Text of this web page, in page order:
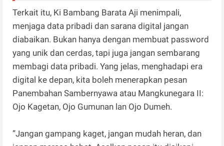
Terkait itu, Ki Bambang Barata Aji menimpali,
menjaga data pribadi dan sarana digital jangan
diabaikan. Bukan hanya dengan membuat password
yang unik dan cerdas, tapi juga jangan sembarang
membagi data pribadi. Yang jelas, menghadapi era
digital ke depan, kita boleh menerapkan pesan
Panembahan Sambernyawa atau Mangkunegara II:
Ojo Kagetan, Ojo Gumunan lan Ojo Dumeh.
”Jangan gampang kaget, jangan mudah heran, dan